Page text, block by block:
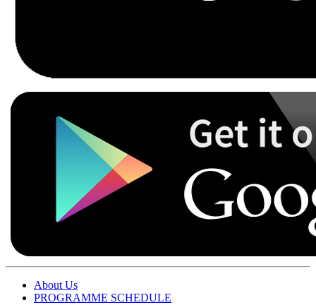
About Us
PROGRAMME SCHEDULE